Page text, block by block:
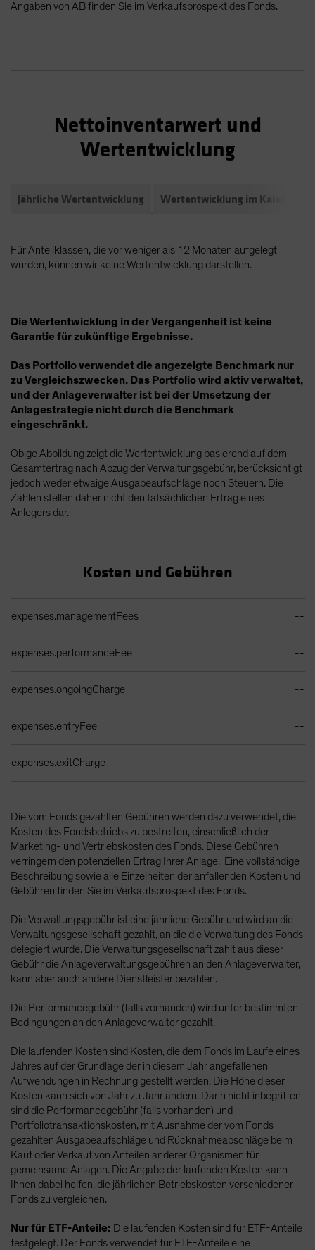
Angaben von AB finden Sie im Verkaufsprospekt des Fonds.
Nettoinventarwert und
Wertentwicklung
Jährliche Wertentwicklung Wertentwicklung im
Für Anteilklassen, die vor weniger als 12 Monaten aufgelegt
wurden, können wir keine Wertentwicklung darstellen.
Die Wertentwicklung in der Vergangenheit ist keine
Garantie für zukünftige Ergebnisse.
Das Portfolio verwendet die angezeigte Benchmark nur
zu Vergleichszwecken. Das Portfolio wird aktiv verwaltet,
und der Anlageverwalter ist bei der Umsetzung der
Anlagestrategie nicht durch die Benchmark
eingeschränkt.
Obige Abbildung zeigt die Wertentwicklung basierend auf dem
Gesamtertrag nach Abzug der Verwaltungsgebühr, berücksichtigt
jedoch weder etwaige Ausgabeaufschläge noch Steuern. Die
Zahlen stellen daher nicht den tatsächlichen Ertrag eines
Anlegers dar.
Kosten und Gebühren
expenses.managementFees --
expenses.performanceFee --
expenses.ongoingCharge --
expenses.entryFee --
expenses.exitCharge --
Die vom Fonds gezahlten Gebühren werden dazu verwendet, die
Kosten des Fondsbetriebs zu bestreiten, einschließlich der
Marketing- und Vertriebskosten des Fonds. Diese Gebühren
verringern den potenziellen Ertrag Ihrer Anlage. Eine vollständige
Beschreibung sowie alle Einzelheiten der anfallenden Kosten und
Gebühren finden Sie im Verkaufsprospekt des Fonds.
Die Verwaltungsgebühr ist eine jährliche Gebühr und wird an die
Verwaltungsgesellschaft gezahlt, an die die Verwaltung des Fonds
delegiert wurde. Die Verwaltungsgesellschaft zahlt aus dieser
Gebühr die Anlageverwaltungsgebühren an den Anlageverwalter,
kann aber auch andere Dienstleister bezahlen.
Die Performancegebühr (falls vorhanden) wird unter bestimmten
Bedingungen an den Anlageverwalter gezahlt.
Die laufenden Kosten sind Kosten, die dem Fonds im Laufe eines
Jahres auf der Grundlage der in diesem Jahr angefallenen
Aufwendungen in Rechnung gestellt werden. Die Höhe dieser
Kosten kann sich von Jahr zu Jahr ändern. Darin nicht inbegriffen
sind die Performancegebühr (falls vorhanden) und
Portfoliotransaktionskosten, mit Ausnahme der vom Fonds
gezahlten Ausgabeaufschläge und Rücknahmeabschläge beim
Kauf oder Verkauf von Anteilen anderer Organismen für
gemeinsame Anlagen. Die Angabe der laufenden Kosten kann
Ihnen dabei helfen, die jährlichen Betriebskosten verschiedener
Fonds zu vergleichen.
Nur für ETF-Anteile: Die laufenden Kosten sind für ETF-Anteile
festgelegt. Der Fonds verwendet für ETF-Anteile eine